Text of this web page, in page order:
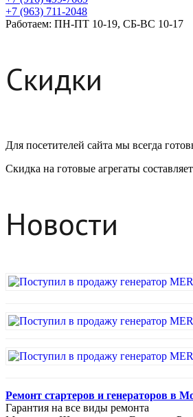
+7 (963) 711-2048
Работаем: ПН-ПТ 10-19, СБ-ВС 10-17
Скидки
Для посетителей сайта мы всегда
Скидка на готовые агрегаты
Новости
Ремонт стартеров и генераторов в
Гарантия на все виды ремонта